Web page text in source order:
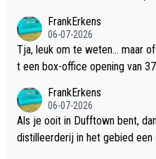
FrankErkens
06-07-2026
Tja, leuk om te weten... maar
t een box-office opening van
FrankErkens
06-07-2026
Als je ooit in Dufftown bent,
distilleerderij in het gebied een sterk plan. Of